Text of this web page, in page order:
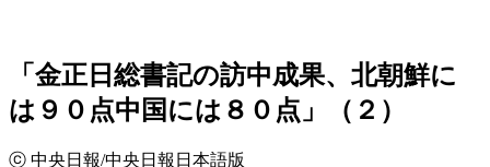
「金正日総書記の訪中成果、北朝鮮に
は９０点中国には８０点」（２）
ⓒ 中央日報/中央日報日本語版